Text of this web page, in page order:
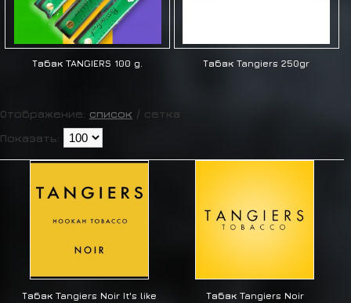
Табак TANGIERS 100 g. Табак Tangiers 250gr
Отображение: список / сетка
Показать:
Табак Tangiers Noir It's like
Табак Tangiers Noir